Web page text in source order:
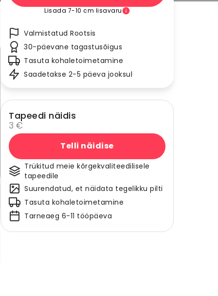
Lisada 7-10 cm lisavaru
Valmistatud Rootsis
30-päevane tagastusõigus
Tasuta kohaletoimetamine
Saadetakse 2-5 päeva jooksul
Tapeedi näidis
3 €
Telli näidise
Trükitud meie kõrgekvaliteedilisele
tapeedile
Suurendatud, et näidata tegelikku pilti
Tasuta kohaletoimetamine
Tarneaeg 6-11 tööpäeva